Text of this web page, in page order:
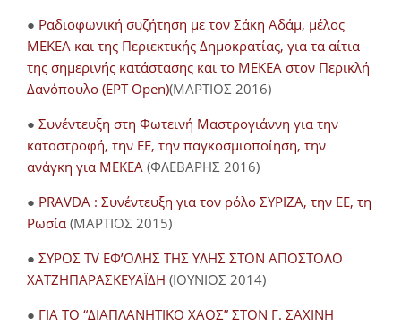
● Ραδιοφωνική συζήτηση με τον Σάκη Αδάμ, μέλος
ΜΕΚΕΑ και της Περιεκτικής Δημοκρατίας, για τα αίτια
της σημερινής κατάστασης και το ΜΕΚΕΑ στον Περικλή
Δανόπουλο (ΕΡΤ Open)(ΜΑΡΤΙΟΣ 2016)
● Συνέντευξη στη Φωτεινή Μαστρογιάννη για την
καταστροφή, την ΕΕ, την παγκοσμιοποίηση, την
ανάγκη για ΜΕΚΕΑ (ΦΛΕΒΑΡΗΣ 2016)
● PRAVDA : Συνέντευξη για τον ρόλο ΣΥΡΙΖΑ, την ΕΕ, τη
Ρωσία (ΜΑΡΤΙΟΣ 2015)
● ΣΥΡΟΣ TV ΕΦ’ΟΛΗΣ ΤΗΣ ΥΛΗΣ ΣΤΟΝ ΑΠΟΣΤΟΛΟ
ΧΑΤΖΗΠΑΡΑΣΚΕΥΑΪΔΗ (ΙΟΥΝΙΟΣ 2014)
● ΓΙΑ ΤΟ “ΔΙΑΠΛΑΝΗΤΙΚΟ ΧΑΟΣ” ΣΤΟΝ Γ. ΣΑΧΙΝΗ